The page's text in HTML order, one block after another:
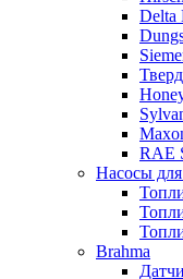
Delta
RAE
Насосы
Brahma